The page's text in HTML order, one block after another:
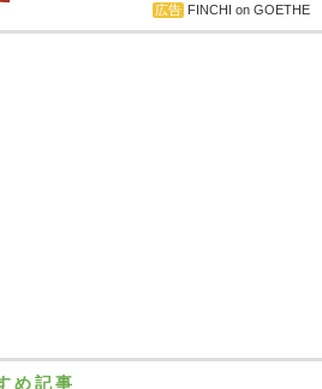
広告FINCHI on GOETHE
め記事